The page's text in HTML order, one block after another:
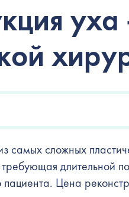
уха
самых сложных
длительной
пациента. Цена